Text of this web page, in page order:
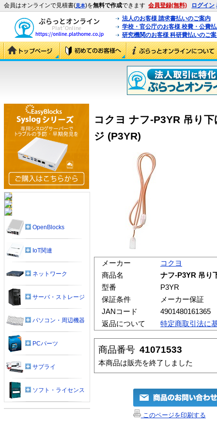
会員はオンラインで見積書(見本)を無料で作成できます 会員登録(無料) ログイン
法人のお客様 請求書払いのご案内
学校・官公庁のお客様 校費・公費
研究機関のお客様 科研費払いのご
コクヨ ナフ-P3YR 吊り
ジ (P3YR)
メーカー
コクヨ
商品名
ナフ-P3YR 吊り
型番
P3YR
保証条件
メーカー保証
JANコード
4901480161365
返品について
特定商取引法に
商品番号 41071533
本商品は販売を終了しました
このページを印刷する
OpenBlocks
IoT関連
ネットワーク
サーバ・ストレージ
パソコン・周辺機器
PCパーツ
サプライ
ソフト・ライセンス